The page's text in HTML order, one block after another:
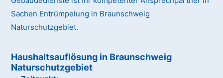
Sachen Entrümpelung in Braunschweig
Naturschutzgebiet.
Haushaltsauflösung in Braunschweig
Naturschutzgebiet